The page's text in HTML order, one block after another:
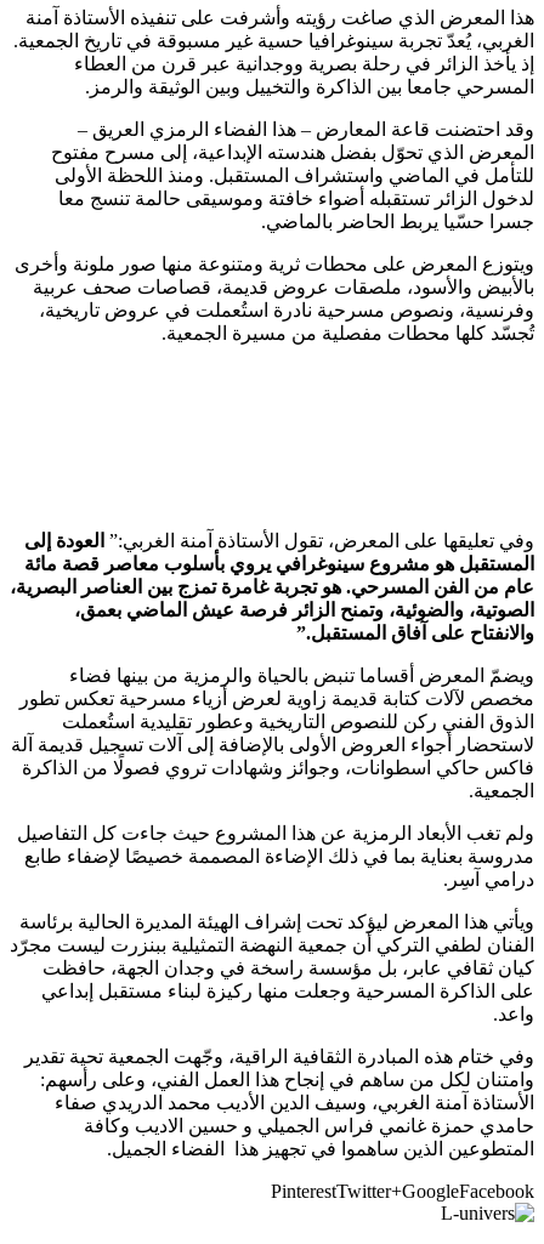
هذا المعرض الذي صاغت رؤيته وأشرفت على تنفيذه الأستاذة آمنة
الغربي، يُعدّ تجربة سينوغرافيا حسية غير مسبوقة في تاريخ الجمعية.
إذ يأخذ الزائر في رحلة بصرية ووجدانية عبر قرن من العطاء
المسرحي جامعا بين الذاكرة والتخييل وبين الوثيقة والرمز.
وقد احتضنت قاعة المعارض – هذا الفضاء الرمزي العريق –
المعرض الذي تحوّل بفضل هندسته الإبداعية، إلى مسرح مفتوح
للتأمل في الماضي واستشراف المستقبل. ومنذ اللحظة الأولى
لدخول الزائر تستقبله أضواء خافتة وموسيقى حالمة تنسج معا
جسرا حسّيا يربط الحاضر بالماضي.
ويتوزع المعرض على محطات ثرية ومتنوعة منها صور ملونة وأخرى
بالأبيض والأسود، ملصقات عروض قديمة، قصاصات صحف عربية
وفرنسية، ونصوص مسرحية نادرة استُعملت في عروض تاريخية،
تُجسّد كلها محطات مفصلية من مسيرة الجمعية.
وفي تعليقها على المعرض، تقول الأستاذة آمنة الغربي:” العودة إلى
المستقبل هو مشروع سينوغرافي يروي بأسلوب معاصر قصة مائة
عام من الفن المسرحي. هو تجربة غامرة تمزج بين العناصر البصرية،
الصوتية، والضوئية، وتمنح الزائر فرصة عيش الماضي بعمق،
والانفتاح على آفاق المستقبل.”
ويضمّ المعرض أقساما تنبض بالحياة والرمزية من بينها فضاء
مخصص لآلات كتابة قديمة زاوية لعرض أزياء مسرحية تعكس تطور
الذوق الفني ركن للنصوص التاريخية وعطور تقليدية استُعملت
لاستحضار أجواء العروض الأولى بالإضافة إلى آلات تسجيل قديمة آلة
فاكس حاكي اسطوانات، وجوائز وشهادات تروي فصولًا من الذاكرة
الجمعية.
ولم تغب الأبعاد الرمزية عن هذا المشروع حيث جاءت كل التفاصيل
مدروسة بعناية بما في ذلك الإضاءة المصممة خصيصًا لإضفاء طابع
درامي آسِر.
ويأتي هذا المعرض ليؤكد تحت إشراف الهيئة المديرة الحالية برئاسة
الفنان لطفي التركي أن جمعية النهضة التمثيلية ببنزرت ليست مجرّد
كيان ثقافي عابر، بل مؤسسة راسخة في وجدان الجهة، حافظت
على الذاكرة المسرحية وجعلت منها ركيزة لبناء مستقبل إبداعي
واعد.
وفي ختام هذه المبادرة الثقافية الراقية، وجّهت الجمعية تحية تقدير
وامتنان لكل من ساهم في إنجاح هذا العمل الفني، وعلى رأسهم:
الأستاذة آمنة الغربي، وسيف الدين الأديب محمد الدريدي صفاء
حامدي حمزة غانمي فراس الجميلي و حسين الاديب وكافة
المتطوعين الذين ساهموا في تجهيز هذا الفضاء الجميل.
Facebook
Google+
Twitter
Pinterest